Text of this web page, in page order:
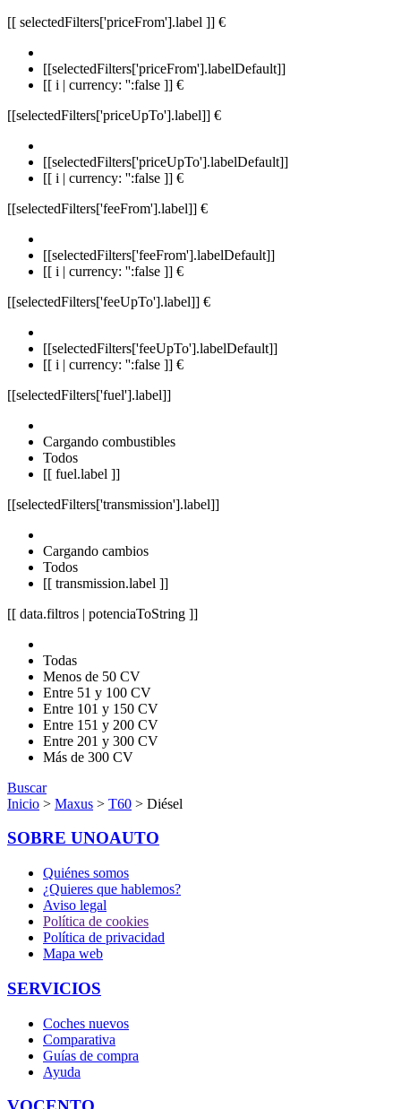
[[ selectedFilters['priceFrom'].label ]] €
[[selectedFilters['priceFrom'].labelDefault]]
[[ i | currency: '':false ]] €
[[selectedFilters['priceUpTo'].label]] €
[[selectedFilters['priceUpTo'].labelDefault]]
[[ i | currency: '':false ]] €
[[selectedFilters['feeFrom'].label]] €
[[selectedFilters['feeFrom'].labelDefault]]
[[ i | currency: '':false ]] €
[[selectedFilters['feeUpTo'].label]] €
[[selectedFilters['feeUpTo'].labelDefault]]
[[ i | currency: '':false ]] €
[[selectedFilters['fuel'].label]]
Cargando combustibles
Todos
[[ fuel.label ]]
[[selectedFilters['transmission'].label]]
Cargando cambios
Todos
[[ transmission.label ]]
[[ data.filtros | potenciaToString ]]
Todas
Menos de 50 CV
Entre 51 y 100 CV
Entre 101 y 150 CV
Entre 151 y 200 CV
Entre 201 y 300 CV
Más de 300 CV
Buscar
Inicio > Maxus > T60 > Diésel
SOBRE UNOAUTO
Quiénes somos
¿Quieres que hablemos?
Aviso legal
Política de cookies
Política de privacidad
Mapa web
SERVICIOS
Coches nuevos
Comparativa
Guías de compra
Ayuda